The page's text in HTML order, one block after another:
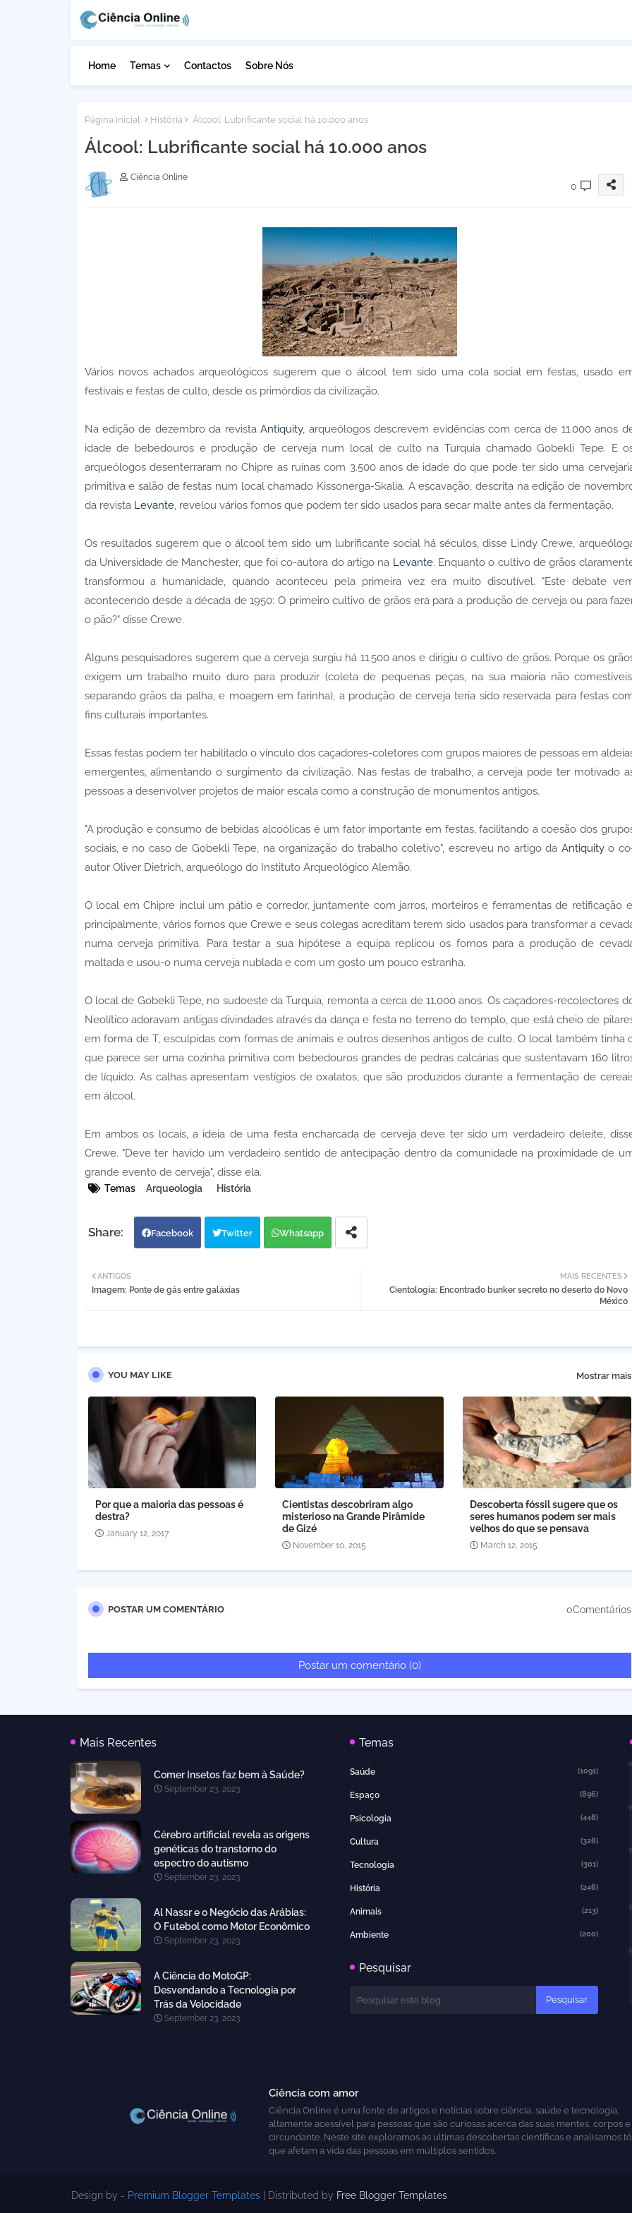
Home Temas Contactos Sobre Nós
Página inicial História Álcool: Lubrificante social há 10.000 anos
Álcool: Lubrificante social há 10.000 anos
Ciência Online
0
Vários novos achados arqueológicos sugerem que o álcool tem sido uma cola social em festas, usado
festivais e festas de culto, desde os primórdios da civilização.
Na edição de dezembro da revistaAntiquity, arqueólogos descrevem evidências com cerca de 11.000 anos
idade de bebedouros e produção de cerveja num local de culto na Turquia chamado Gobekli Tepe. E
arqueólogos desenterraram no Chipre as ruínas com 3.500 anos de idade do que pode ter sido uma
primitiva e salão de festas num local chamado Kissonerga-Skalia. A escavação, descrita na edição de
da revista Levante, revelou vários fornos que podem ter sido usados ​​para secar malte antes da fermentação.
Os resultados sugerem que o álcool tem sido um lubrificante social há séculos, disse Lindy Crewe,
da Universidade de Manchester, que foi co-autora do artigo na Levante. Enquanto o cultivo de grãos
transformou a humanidade, quando aconteceu pela primeira vez era muito discutível. "Este debate
acontecendo desde a década de 1950: O primeiro cultivo de grãos era para a produção de cerveja ou para
o pão?" disse Crewe.
Alguns pesquisadores sugerem que a cerveja surgiu há 11.500 anos e dirigiu o cultivo de grãos. Porque os
exigem um trabalho muito duro para produzir (coleta de pequenas peças, na sua maioria não
separando grãos da palha, e moagem em farinha), a produção de cerveja teria sido reservada para festas
fins culturais importantes.
Essas festas podem ter habilitado o vínculo dos caçadores-coletores com grupos maiores de pessoas em
emergentes, alimentando o surgimento da civilização. Nas festas de trabalho, a cerveja pode ter motivado
pessoas a desenvolver projetos de maior escala como a construção de monumentos antigos.
"A produção e consumo de bebidas alcoólicas é um fator importante em festas, facilitando a coesão dos
sociais, e no caso de Gobekli Tepe, na organização do trabalho coletivo", escreveu no artigo da Antiquityo
autor Oliver Dietrich, arqueólogo do Instituto Arqueológico Alemão.
O local em Chipre inclui um pátio e corredor, juntamente com jarros, morteiros e ferramentas de retificação
principalmente, vários fornos que Crewe e seus colegas acreditam terem sido usados ​​para transformar a
numa cerveja primitiva. Para testar a sua hipótese a equipa replicou os fornos para a produção de
maltada e usou-o numa cerveja nublada e com um gosto um pouco estranha.
O local de Gobekli Tepe, no sudoeste da Turquia, remonta a cerca de 11.000 anos. Os caçadores-recolectores
Neolítico adoravam antigas divindades através da dança e festa no terreno do templo, que está cheio de
em forma de T, esculpidas com formas de animais e outros desenhos antigos de culto. O local também tinha
que parece ser uma cozinha primitiva com bebedouros grandes de pedras calcárias que sustentavam 160
de líquido. As calhas apresentam vestígios de oxalatos, que são produzidos durante a fermentação de
em álcool.
Em ambos os locais, a ideia de uma festa encharcada de cerveja deve ter sido um verdadeiro deleite,
Crewe. "Deve ter havido um verdadeiro sentido de antecipação dentro da comunidade na proximidade de
grande evento de cerveja", disse ela.
Temas Arqueologia História
Facebook Twitter Whatsapp
MAIS RECENTES
Cientologia: Encontrado bunker secreto no deserto do Novo
México
ANTIGOS
Imagem: Ponte de gás entre galáxias
YOU MAY LIKE Mostrar mais
Por que a maioria das pessoas é
destra?
January 12, 2017
Cientistas descobriram algo
misterioso na Grande Pirâmide
de Gizé
November 10, 2015
Descoberta fóssil sugere que os
seres humanos podem ser mais
velhos do que se pensava
March 12, 2015
POSTAR UM COMENTÁRIO 0Comentários
Postar um comentário (0)
Mais Recentes
Comer Insetos faz bem à Saúde?
September 23, 2023
Cérebro artificial revela as origens
genéticas do transtorno do
espectro do autismo
September 23, 2023
Al Nassr e o Negócio das Arábias:
O Futebol como Motor Econômico
September 23, 2023
A Ciência do MotoGP:
Desvendando a Tecnologia por
Trás da Velocidade
September 23, 2023
Temas
Saúde (1091)
Espaço (896)
Psicologia (448)
Cultura (328)
Tecnologia (301)
História (246)
Animais (213)
Ambiente (200)
Pesquisar
Ciência com amor
Ciência Online é uma fonte de artigos e notícias sobre ciência, saúde e tecnologia,
altamente acessível para pessoas que são curiosas acerca das suas mentes, corpos
circundante. Neste site exploramos as ultimas descobertas científicas e analisamos
que afetam a vida das pessoas em múltiplos sentidos.
Design by - Premium Blogger Templates| Distributed by Free Blogger Templates